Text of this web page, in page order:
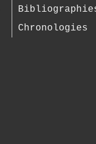
Chronologies